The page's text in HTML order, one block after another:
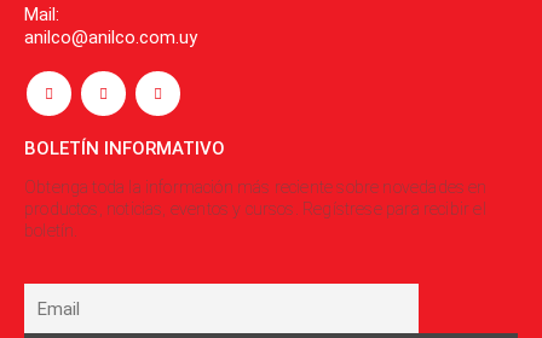
Mail:
anilco@anilco.com.uy
BOLETÍN INFORMATIVO
Obtenga toda la información más reciente sobre novedades en
productos, noticias, eventos y cursos. Regístrese para recibir el
boletín.